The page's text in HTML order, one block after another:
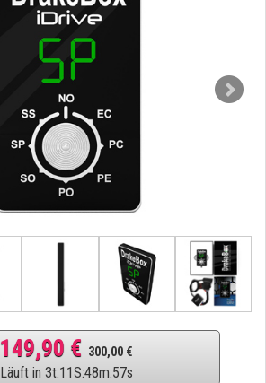
149,90 € 300,00 €
Läuft in 3t:11S:48m:56s